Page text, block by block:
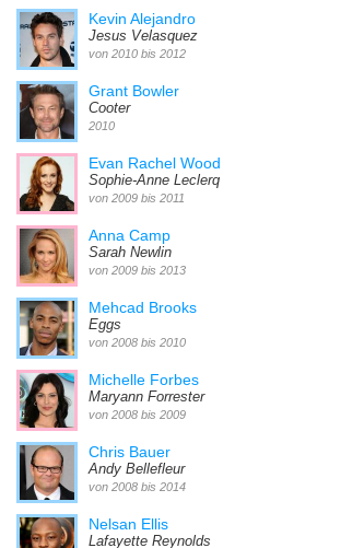
Kevin Alejandro
Jesus Velasquez
von 2010 bis 2012
Grant Bowler
Cooter
2010
Evan Rachel Wood
Sophie-Anne Leclerq
von 2009 bis 2011
Anna Camp
Sarah Newlin
von 2009 bis 2013
Mehcad Brooks
Eggs
von 2008 bis 2010
Michelle Forbes
Maryann Forrester
von 2008 bis 2009
Chris Bauer
Andy Bellefleur
von 2008 bis 2014
Nelsan Ellis
Lafayette Reynolds